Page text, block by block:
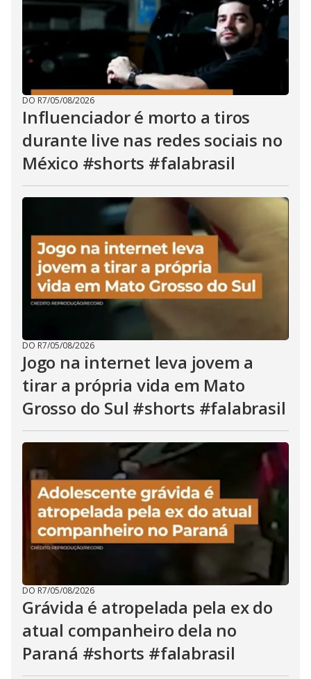
DO R7/05/08/2026
Influenciador é morto a tiros
durante live nas redes sociais no
México #shorts #falabrasil
DO R7/05/08/2026
Jogo na internet leva jovem a
tirar a própria vida em Mato
Grosso do Sul #shorts #falabrasil
DO R7/05/08/2026
Grávida é atropelada pela ex do
atual companheiro dela no
Paraná #shorts #falabrasil